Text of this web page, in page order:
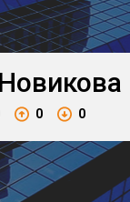
Новикова
0 0